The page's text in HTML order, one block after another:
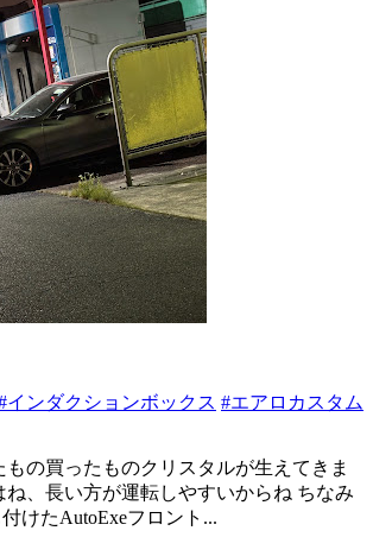
インダクションボックス #エアロカスタム
もの買ったものクリスタルが生えてきま
ね、長い方が運転しやすいからね ちなみ
けたAutoExeフロント...